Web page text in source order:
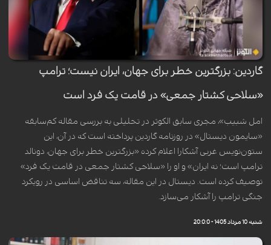
گاردین: بزرگترین خطر برای جهان، ایران نیست؛ ترامپ
«سلاحی کشتار جمعی» در قامت یک فرد است
امل شبیب»، مجری سابق الکوثر در تحلیلی به بررسی مقاله کم‌سابقه
«سایمون دیستال» در روزنامه گاردین پرداخته است که در آن، این
ستون‌نویس غربی آشکارا اعلام کرده «بزرگترین خطر برای جهان، دونالد
ترامپ است؛ نه ایران» و او را «سلاحی کشتار جمعی در قامت یک فرد»
توصیف کرده است. دیستال در این مقاله، سه تناقض اساسی در رویکرد
جنگی ترامپ را آشکار می‌سازد.
شنبه 10 مرداد 1405 - 20:0:0